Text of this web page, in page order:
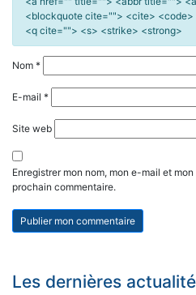
<blockquote cite=""> <cite>
<q cite=""> <s> <strike> <strong>
Nom *
E-mail *
Site web
Enregistrer mon nom, mon e-mail et
prochain commentaire.
Les dernières